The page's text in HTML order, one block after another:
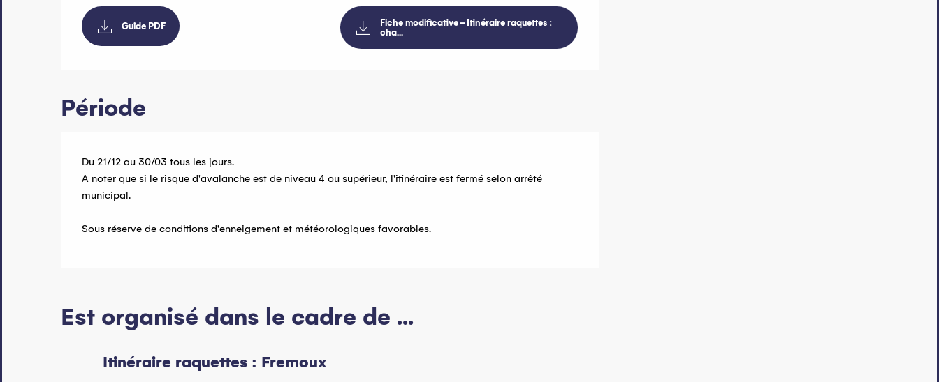
Guide PDF
Fiche modificative - Itinéraire raquettes :
cha...
Période
Du 21/12 au 30/03 tous les jours.
A noter que si le risque d'avalanche est de niveau 4 ou supérieur, l'itinéraire est fermé selon arrêté
municipal.
Sous réserve de conditions d'enneigement et météorologiques favorables.
Est organisé dans le cadre de ...
Itinéraire raquettes : Fremoux